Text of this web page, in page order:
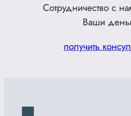
Сотрудничество с
Ваши
получить